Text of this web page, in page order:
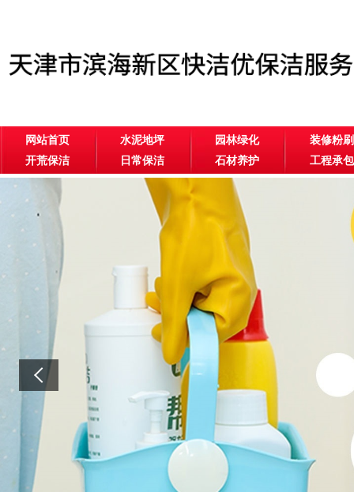
网站首页 水泥地坪 园林绿化
装修粉刷
开荒保洁
日常保洁 石材养护
工程承包
公司相册